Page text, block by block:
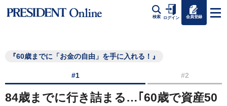
検索 ログイン 会員登録
『60歳までに「お金の自由」を手に入れる！』
#1 #2
84歳までに行き詰まる…｢60歳で資産50